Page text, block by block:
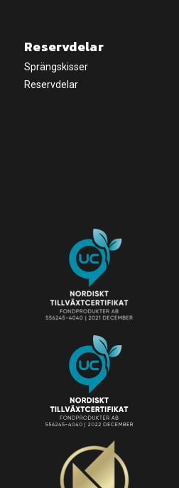
Reservdelar
Sprängskisser
Reservdelar